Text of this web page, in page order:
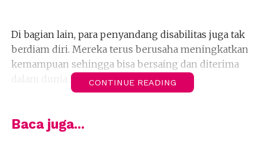
Di bagian lain, para penyandang disabilitas juga tak
berdiam diri. Mereka terus berusaha meningkatkan
kemampuan sehingga bisa bersaing dan diterima
dalam dunia kerja.
Terkait dengan peningkatan kemampuan dan
ketrampilan, Lembaga Pemberdayaan Tenaga Kerja
CONTINUE READING
Baca juga...